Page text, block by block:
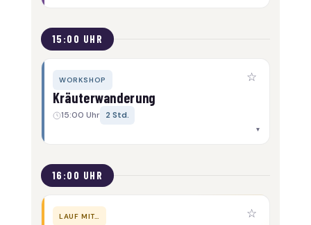
15:00 UHR
WORKSHOP ☆
Kräuterwanderung
15:00 Uhr 2 Std.
▾
16:00 UHR
LAUF MIT… ☆